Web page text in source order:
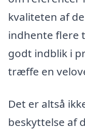
kvaliteten af
indhente flere
godt indblik i
træffe en
Det er altså
beskyttelse af